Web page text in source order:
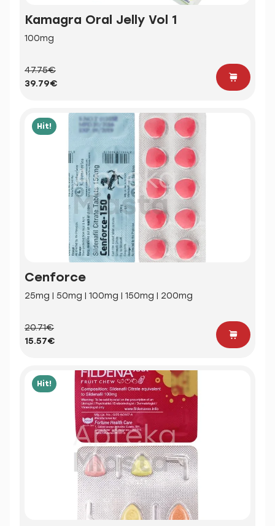
Kamagra Oral Jelly Vol 1
100mg
47.75€
39.79€
Hit!
Cenforce
25mg | 50mg | 100mg | 150mg | 200mg
20.71€
15.57€
Hit!